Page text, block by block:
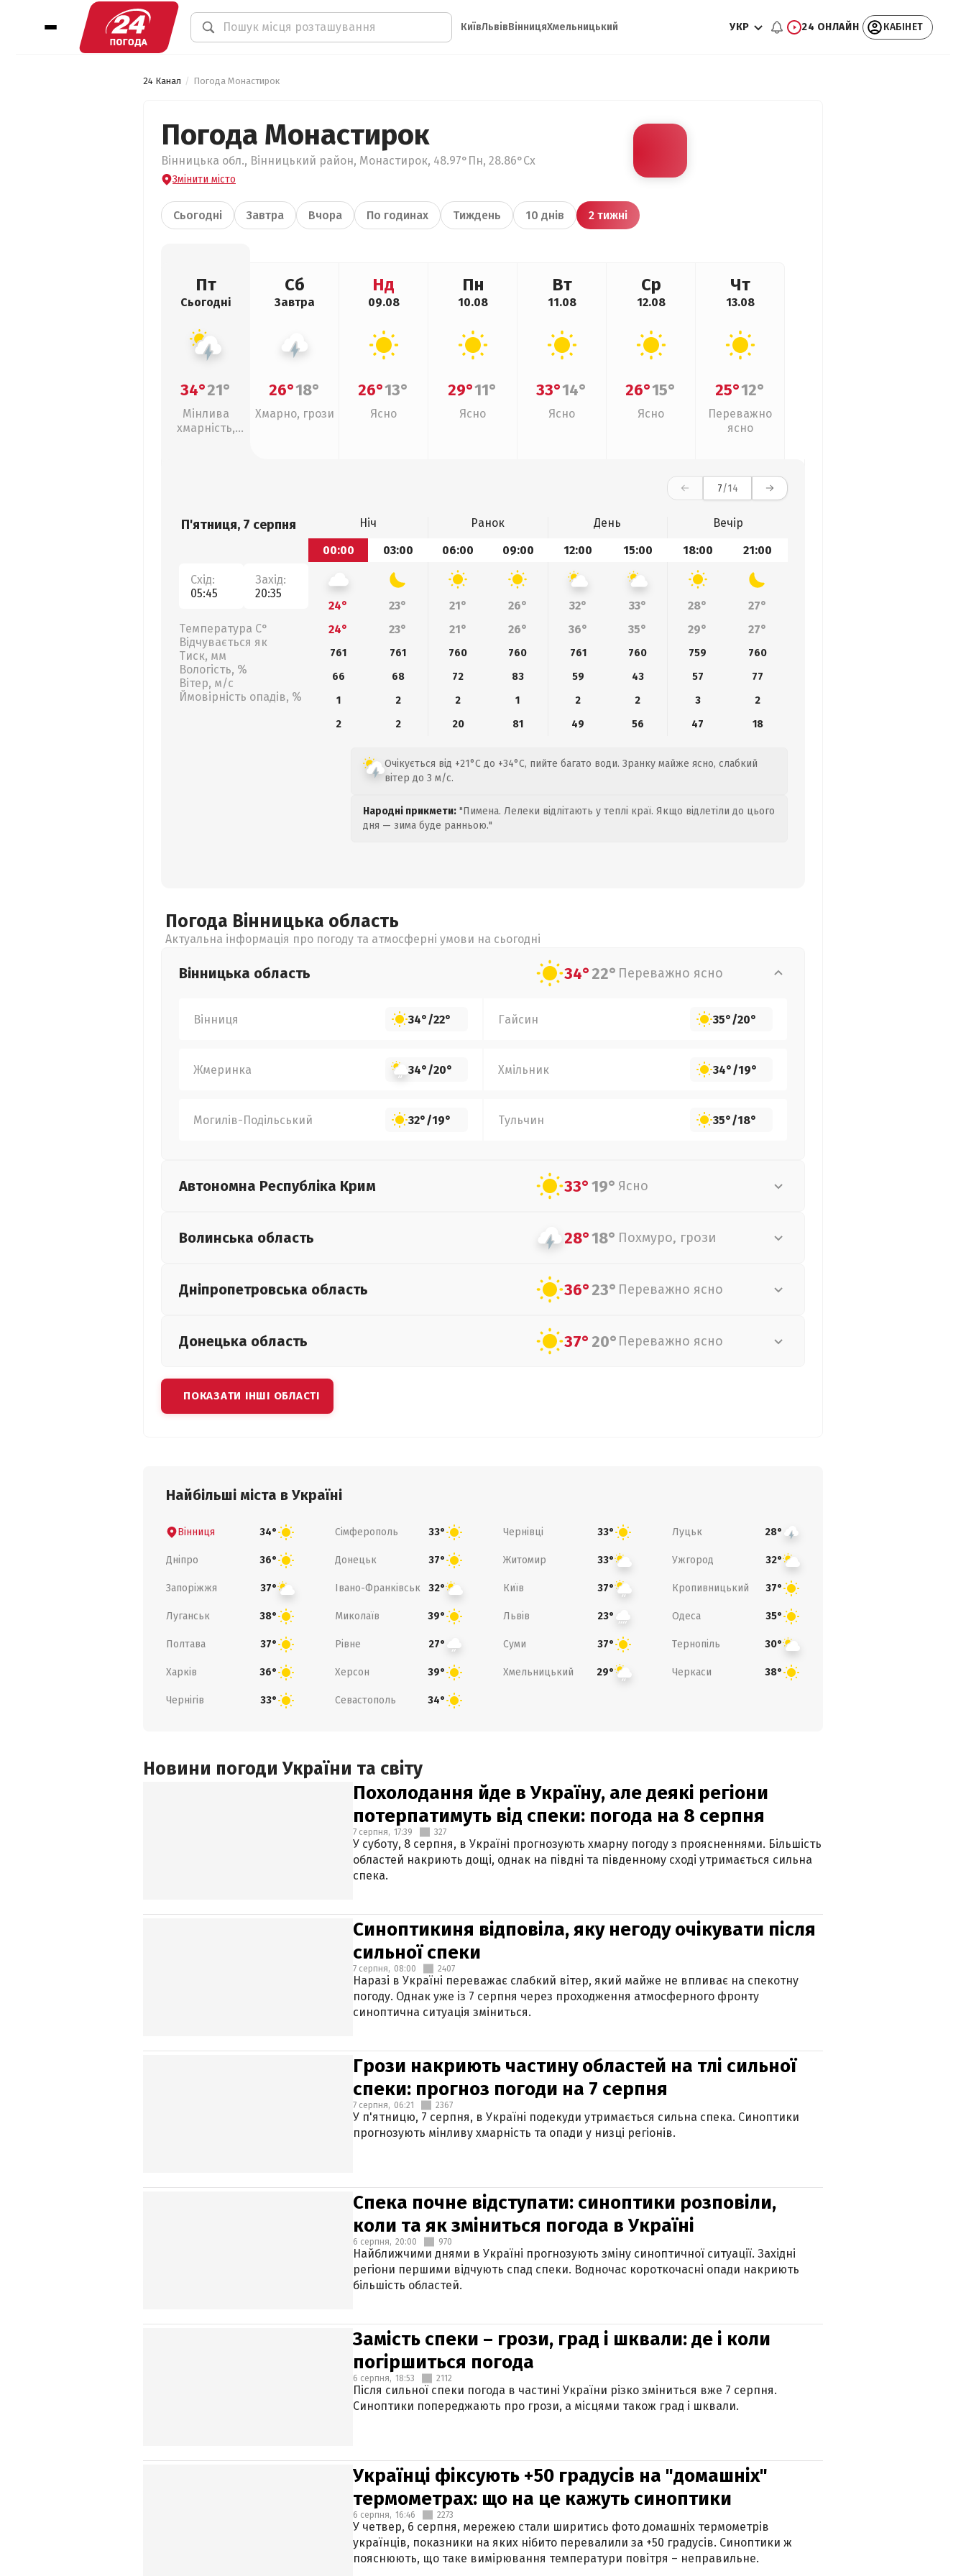
КиївЛьвівВінницяХмельницький УКР 24 ОНЛАЙН КАБІНЕТ
24 Канал Погода Монастирок
Погода Монастирок
Вінницька обл., Вінницький район, Монастирок, 48.97°Пн, 28.86°Сх
Змінити місто
Сьогодні Завтра Вчора По годинах Тиждень 10 днів 2 тижні
Пт
Сьогодні
34°21°
Мінлива
хмарність,
Сб
Завтра
26°18°
Хмарно, грози
Нд
09.08
26°13°
Ясно
Пн
10.08
29°11°
Ясно
Вт
11.08
33°14°
Ясно
Ср
12.08
26°15°
Ясно
Чт
13.08
25°12°
Переважно
ясно
7/14
П'ятниця, 7 серпня
Схід:
05:45
Захід:
20:35
Температура С°
Відчувається як
Тиск, мм
Вологість, %
Вітер, м/с
Ймовірність опадів, %
Ніч Ранок День
Вечір
00:00
03:00 06:00 09:00 12:00 15:00 18:00 21:00
24° 23° 21° 26° 32° 33° 28°
27°
24°
23° 21° 26° 36° 35° 29° 27°
761 761 760 760 761 760 759
760
66
68 72 83 59 43 57
77
1
2 2 1 2 2 3
2
2
2 20 81 49 56 47 18
Очікується від +21°C до +34°C, пийте багато води. Зранку майже ясно, слабкий
вітер до 3 м/с.
Народні прикмети: "Пимена. Лелеки відлітають у теплі краї. Якщо відлетіли до цього
дня — зима буде ранньою."
Погода Вінницька область
Актуальна інформація про погоду та атмосферні умови на сьогодні
Вінницька область 34°22° Переважно ясно
Вінниця 34°/22° Гайсин 35°/20°
Жмеринка 34°/20° Хмільник 34°/19°
Могилів-Подільський 32°/19° Тульчин 35°/18°
Автономна Республіка Крим 33°19° Ясно
Волинська область 28°18° Похмуро, грози
Дніпропетровська область 36°23° Переважно ясно
Донецька область 37°20° Переважно ясно
ПОКАЗАТИ ІНШІ ОБЛАСТІ
Найбільші міста в Україні
Вінниця 34° Сімферополь 33° Чернівці 33° Луцьк 28°
Дніпро 36° Донецьк 37° Житомир 33° Ужгород 32°
Запоріжжя 37° Івано-Франківськ 32° Київ 37° Кропивницький 37°
Луганськ 38° Миколаїв 39° Львів 23° Одеса 35°
Полтава 37° Рівне 27° Суми 37° Тернопіль 30°
Харків 36° Херсон 39° Хмельницький 29° Черкаси 38°
Чернігів 33° Севастополь 34°
Новини погоди України та світу
Похолодання йде в Україну, але деякі регіони
потерпатимуть від спеки: погода на 8 серпня
7 серпня, 17:39 327
У суботу, 8 серпня, в Україні прогнозують хмарну погоду з проясненнями. Більшість
областей накриють дощі, однак на півдні та південному сході утримається сильна
спека.
Синоптикиня відповіла, яку негоду очікувати після
сильної спеки
7 серпня, 08:00 2407
Наразі в Україні переважає слабкий вітер, який майже не впливає на спекотну
погоду. Однак уже із 7 серпня через проходження атмосферного фронту
синоптична ситуація зміниться.
Грози накриють частину областей на тлі сильної
спеки: прогноз погоди на 7 серпня
7 серпня, 06:21 2367
У п'ятницю, 7 серпня, в Україні подекуди утримається сильна спека. Синоптики
прогнозують мінливу хмарність та опади у низці регіонів.
Спека почне відступати: синоптики розповіли,
коли та як зміниться погода в Україні
6 серпня, 20:00 970
Найближчими днями в Україні прогнозують зміну синоптичної ситуації. Західні
регіони першими відчують спад спеки. Водночас короткочасні опади накриють
більшість областей.
Замість спеки – грози, град і шквали: де і коли
погіршиться погода
6 серпня, 18:53 2112
Після сильної спеки погода в частині України різко зміниться вже 7 серпня.
Синоптики попереджають про грози, а місцями також град і шквали.
Українці фіксують +50 градусів на "домашніх"
термометрах: що на це кажуть синоптики
6 серпня, 16:46 2273
У четвер, 6 серпня, мережею стали ширитись фото домашніх термометрів
українців, показники на яких нібито перевалили за +50 градусів. Синоптики ж
пояснюють, що таке вимірювання температури повітря – неправильне.